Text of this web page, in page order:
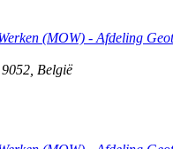
(MOW) - Afdeling
9052 België